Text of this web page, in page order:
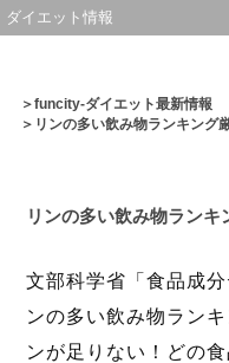
ダイエット情報
＞funcity-ダイエット最新情報
＞リンの多い飲み物ランキング
リンの多い飲み物ラン
文部科学省「食品成
ンの多い飲み物ラン
ンが足りない！どの